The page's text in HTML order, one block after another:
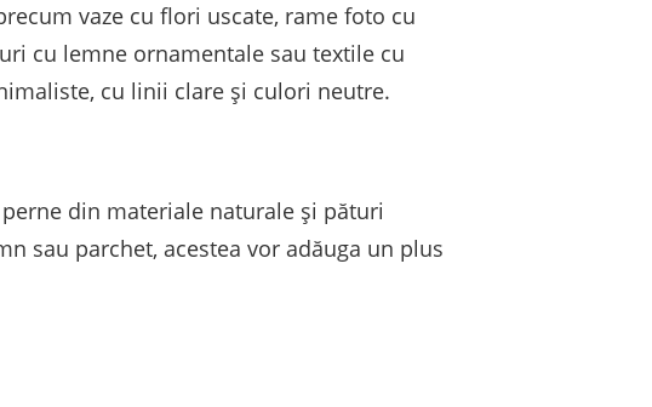
vaze cu flori uscate, rame foto cu
cu lemne ornamentale sau textile cu
cu linii clare și culori neutre.
din materiale naturale și pături
sau parchet, acestea vor adăuga un plus